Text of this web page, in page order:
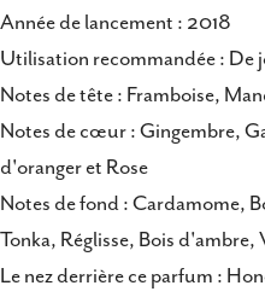
Année de lancement : 2018
Utilisation recommandée :
Notes de tête : Framboise,
Notes de cœur : Gingembre,
d'oranger et Rose
Notes de fond : Cardamome,
Tonka, Réglisse, Bois d'ambre,
Le nez derrière ce parfum :